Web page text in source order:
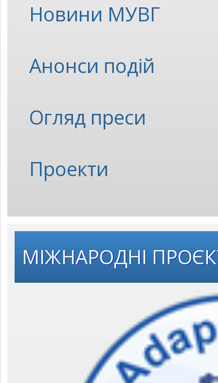
Новини МУВГ
Анонси подій
Огляд преси
Проекти
МІЖНАРОДНІ